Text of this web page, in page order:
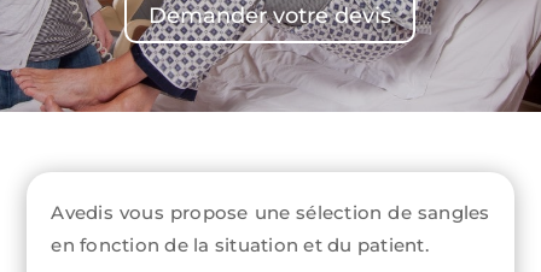
Demander votre devis
Avedis vous propose une sélection de sangles
en fonction de la situation et du patient.